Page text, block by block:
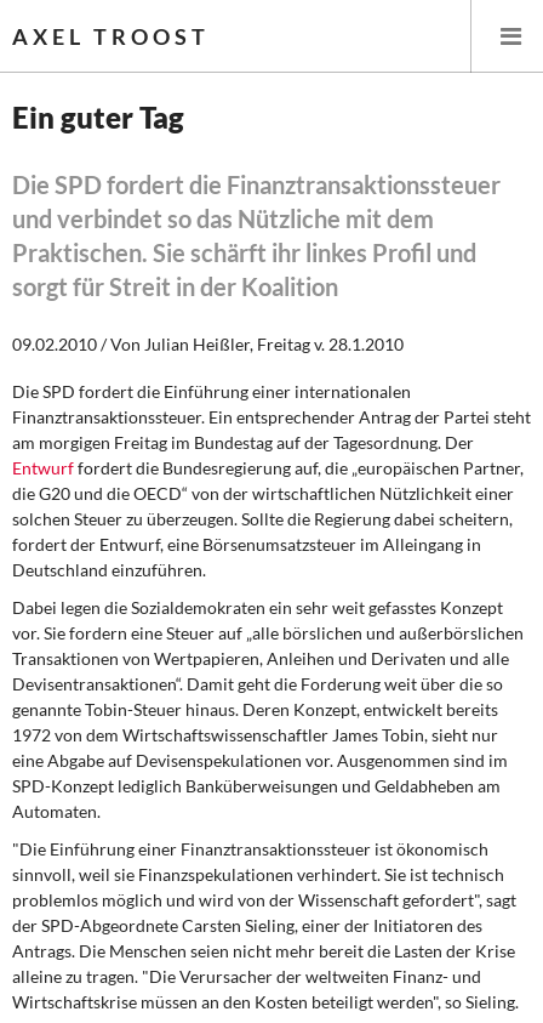
AXEL TROOST
Themen
Leitlinien linker Wirtschafts- und Finanzpolitik
Wirtschaftspolitik
Steuer- und Finanzpolitik
Öffentliche Infrastruktur und Daseinsvorsorge
Eurokrise und Griechenland
DIE LINKE
Weitere Themen
Memo-Gruppe
Institut Solidarische Moderne
Rosa-Luxemburg-Stiftung
Über mich
Kontakt
Ein guter Tag
Die SPD fordert die Finanztransaktionssteuer
und verbindet so das Nützliche mit dem
Praktischen. Sie schärft ihr linkes Profil und
sorgt für Streit in der Koalition
09.02.2010 / Von Julian Heißler, Freitag v. 28.1.2010
Die SPD fordert die Einführung einer internationalen
Finanztransaktionssteuer. Ein entsprechender Antrag der Partei steht
am morgigen Freitag im Bundestag auf der Tagesordnung. Der
Entwurffordert die Bundesregierung auf, die „europäischen Partner,
die G20 und die OECD“ von der wirtschaftlichen Nützlichkeit einer
solchen Steuer zu überzeugen. Sollte die Regierung dabei scheitern,
fordert der Entwurf, eine Börsenumsatzsteuer im Alleingang in
Deutschland einzuführen.
Dabei legen die Sozialdemokraten ein sehr weit gefasstes Konzept
vor. Sie fordern eine Steuer auf „alle börslichen und außerbörslichen
Transaktionen von Wertpapieren, Anleihen und Derivaten und alle
Devisentransaktionen“. Damit geht die Forderung weit über die so
genannte Tobin-Steuer hinaus. Deren Konzept, entwickelt bereits
1972 von dem Wirtschaftswissenschaftler James Tobin, sieht nur
eine Abgabe auf Devisenspekulationen vor. Ausgenommen sind im
SPD-Konzept lediglich Banküberweisungen und Geldabheben am
Automaten.
"Die Einführung einer Finanztransaktionssteuer ist ökonomisch
sinnvoll, weil sie Finanzspekulationen verhindert. Sie ist technisch
problemlos möglich und wird von der Wissenschaft gefordert", sagt
der SPD-Abgeordnete Carsten Sieling, einer der Initiatoren des
Antrags. Die Menschen seien nicht mehr bereit die Lasten der Krise
alleine zu tragen. "Die Verursacher der weltweiten Finanz- und
Wirtschaftskrise müssen an den Kosten beteiligt werden", so Sieling.